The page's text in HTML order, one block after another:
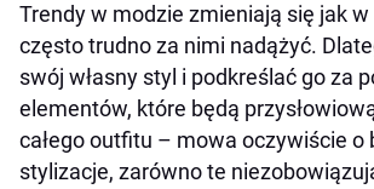
Trendy w modzie zmieniają się jak
często trudno za nimi nadążyć.
swój własny styl i podkreślać go za
elementów, które będą
całego outfitu – mowa oczywiście o
stylizacje, zarówno te